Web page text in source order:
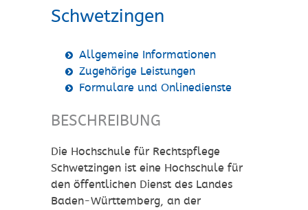
Schwetzingen
Allgemeine Informationen
Zugehörige Leistungen
Formulare und Onlinedienste
BESCHREIBUNG
Die Hochschule für Rechtspflege
Schwetzingen ist eine Hochschule für
den öffentlichen Dienst des Landes
Baden-Württemberg, an der